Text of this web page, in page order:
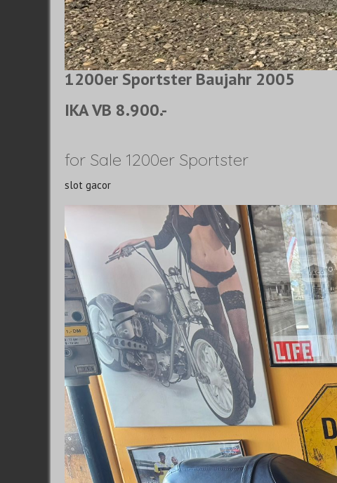
1200er Sportster Baujahr 2005
IKA VB 8.900.-
for Sale 1200er Sportster
slot gacor